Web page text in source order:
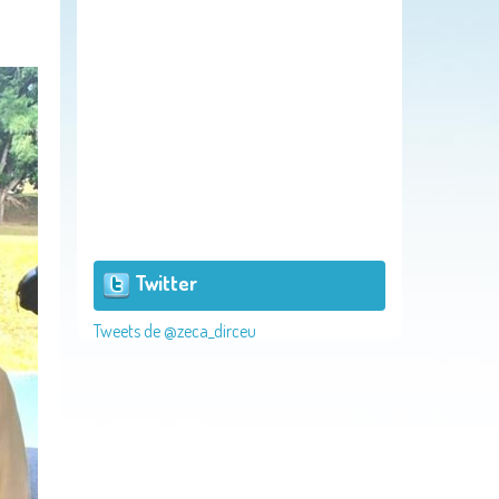
Twitter
Tweets de @zeca_dirceu